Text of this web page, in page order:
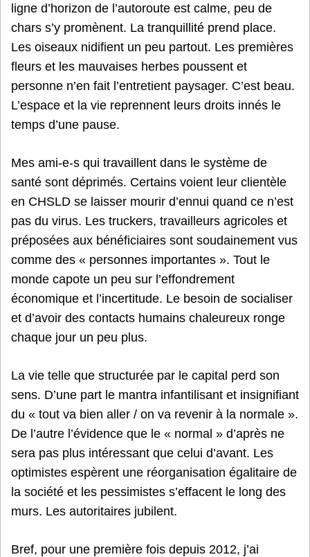
ligne d’horizon de l’autoroute est calme, peu de
chars s’y promènent. La tranquillité prend place.
Les oiseaux nidifient un peu partout. Les premières
fleurs et les mauvaises herbes poussent et
personne n’en fait l’entretient paysager. C’est beau.
L’espace et la vie reprennent leurs droits innés le
temps d’une pause.
Mes ami-e-s qui travaillent dans le système de
santé sont déprimés. Certains voient leur clientèle
en CHSLD se laisser mourir d’ennui quand ce n’est
pas du virus. Les truckers, travailleurs agricoles et
préposées aux bénéficiaires sont soudainement vus
comme des « personnes importantes ». Tout le
monde capote un peu sur l’effondrement
économique et l’incertitude. Le besoin de socialiser
et d’avoir des contacts humains chaleureux ronge
chaque jour un peu plus.
La vie telle que structurée par le capital perd son
sens. D’une part le mantra infantilisant et insignifiant
du « tout va bien aller / on va revenir à la normale ».
De l’autre l’évidence que le « normal » d’après ne
sera pas plus intéressant que celui d’avant. Les
optimistes espèrent une réorganisation égalitaire de
la société et les pessimistes s’effacent le long des
murs. Les autoritaires jubilent.
Bref, pour une première fois depuis 2012, j’ai